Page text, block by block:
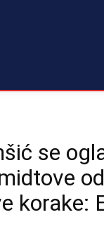
se
korake: